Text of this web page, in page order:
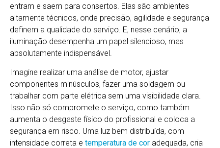
entram e saem para consertos. Elas são ambientes
altamente técnicos, onde precisão, agilidade e segurança
definem a qualidade do serviço. E, nesse cenário, a
iluminação desempenha um papel silencioso, mas
absolutamente indispensável.
Imagine realizar uma análise de motor, ajustar
componentes minúsculos, fazer uma soldagem ou
trabalhar com parte elétrica sem uma visibilidade clara.
Isso não só compromete o serviço, como também
aumenta o desgaste físico do profissional e coloca a
segurança em risco. Uma luz bem distribuída, com
intensidade correta e temperatura de cor adequada, cria